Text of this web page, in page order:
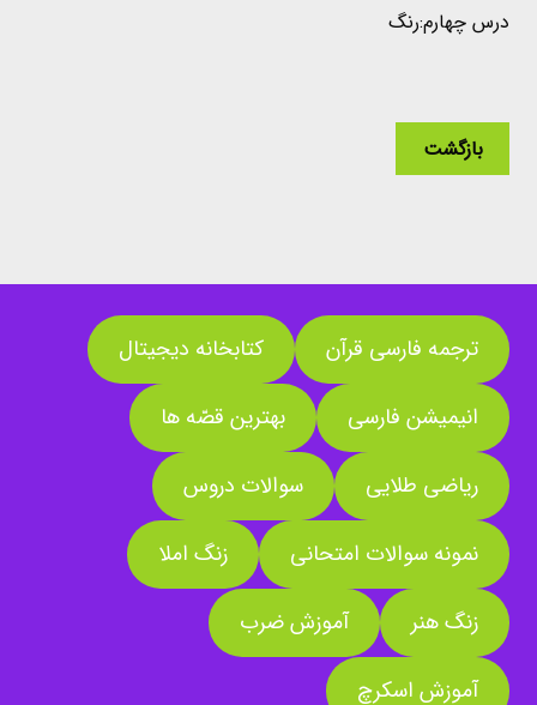
درس چهارم:رنگ
بازگشت
ترجمه فارسی قرآن کتابخانه دیجیتال
انیمیشن فارسی بهترین قصّه ها
ریاضی طلایی سوالات دروس
نمونه سوالات امتحانی زنگ املا
زنگ هنر آموزش ضرب
آموزش اسکرچ